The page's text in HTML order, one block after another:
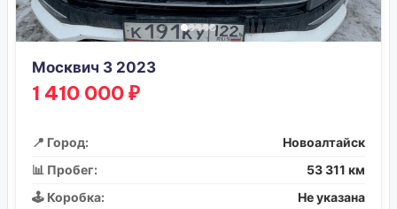
Москвич 3 2023
1 410 000 ₽
📍 Город:
Новоалтайск
📊 Пробег:
53 311 км
🕹️ Коробка:
Не указана